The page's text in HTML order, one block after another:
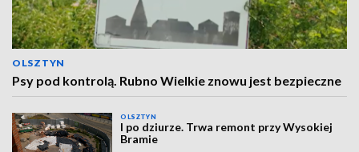
OLSZTYN
Psy pod kontrolą. Rubno Wielkie znowu jest bezpieczne
OLSZTYN
I po dziurze. Trwa remont przy Wysokiej
Bramie